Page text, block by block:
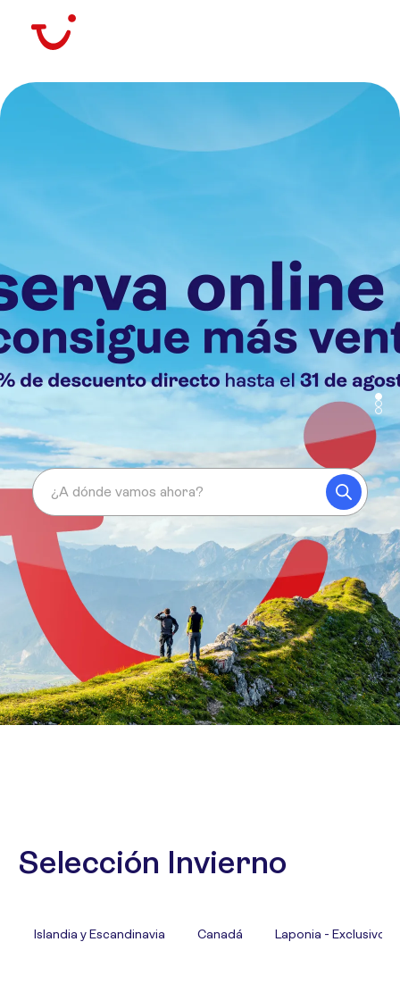
¿A dónde vamos ahora?
Selección Invierno
Islandia y Escandinavia Canadá Laponia - Exclusivo